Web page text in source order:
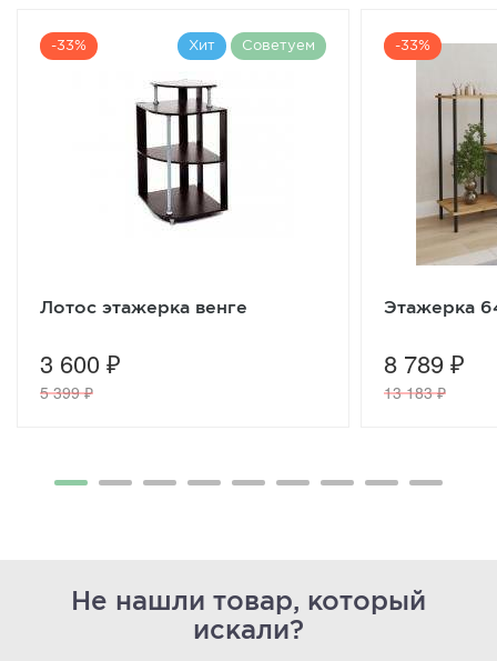
-33% Хит Советуем
Лотос этажерка венге
3 600 ₽
5 399 ₽
-33%
Этажерка
8 789 ₽
13 183 ₽
Не нашли товар, который
искали?